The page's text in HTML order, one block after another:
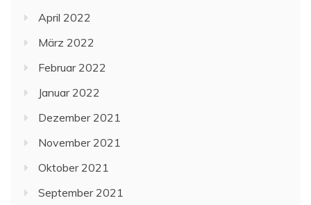
April 2022
März 2022
Februar 2022
Januar 2022
Dezember 2021
November 2021
Oktober 2021
September 2021